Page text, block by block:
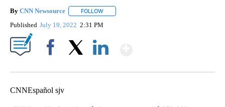
By CNN Newsource FOLLOW
Published July 19, 2022 2:31 PM
CNNEspañol sjv